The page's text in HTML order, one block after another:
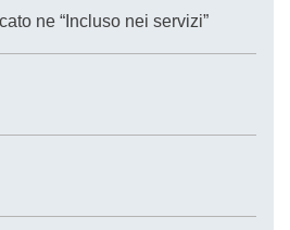
ne “Incluso nei servizi”